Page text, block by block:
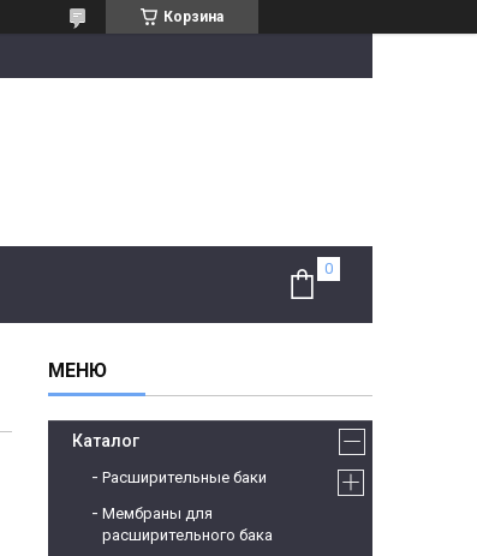
Корзина
Каталог
Расширительные баки
Мембраны для
расширительного бака